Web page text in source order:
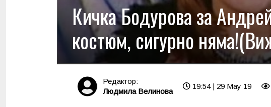
Кичка Бодурова за
костюм, сигурно
Редактор:
Людмила Велинова
19:54 | 29 May 19